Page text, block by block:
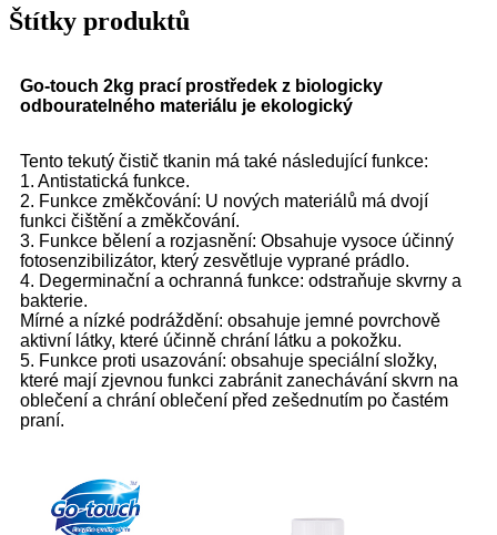
Štítky produktů
Go-touch 2kg prací prostředek z biologicky
odbouratelného materiálu je ekologický
Tento tekutý čistič tkanin má také následující funkce:
1. Antistatická funkce.
2. Funkce změkčování: U nových materiálů má dvojí
funkci čištění a změkčování.
3. Funkce bělení a rozjasnění: Obsahuje vysoce účinný
fotosenzibilizátor, který zesvětluje vyprané prádlo.
4. Degerminační a ochranná funkce: odstraňuje skvrny a
bakterie.
Mírné a nízké podráždění: obsahuje jemné povrchově
aktivní látky, které účinně chrání látku a pokožku.
5. Funkce proti usazování: obsahuje speciální složky,
které mají zjevnou funkci zabránit zanechávání skvrn na
oblečení a chrání oblečení před zešednutím po častém
praní.